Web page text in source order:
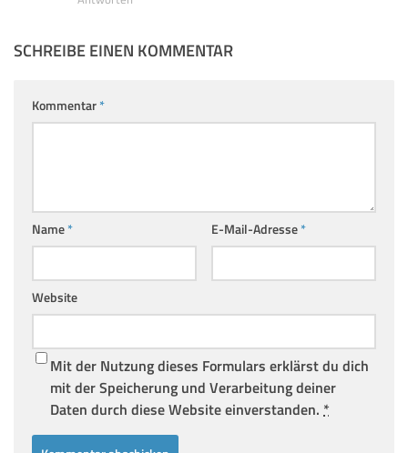
SCHREIBE EINEN KOMMENTAR
Kommentar*
Name* E-Mail-Adresse*
Website
Mit der Nutzung dieses Formulars erklärst du dich
mit der Speicherung und Verarbeitung deiner
Daten durch diese Website einverstanden. *